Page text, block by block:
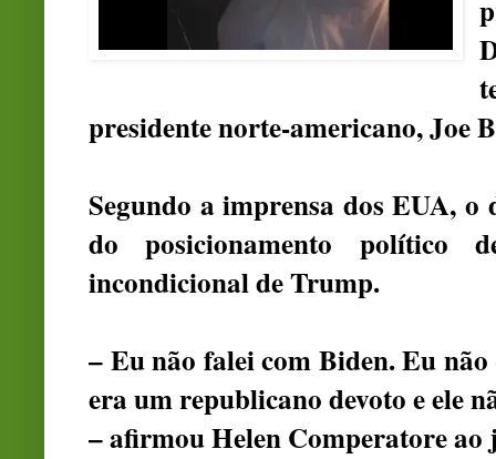
presidente norte-americano, Joe
Segundo a imprensa dos EUA,
do posicionamento político
incondicional de Trump.
– Eu não falei com Biden. Eu
era um republicano devoto e ele
– afirmou Helen Comperatore